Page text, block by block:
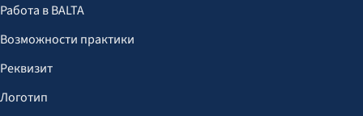
Работа в BALTA
Возможности практики
Реквизит
Логотип